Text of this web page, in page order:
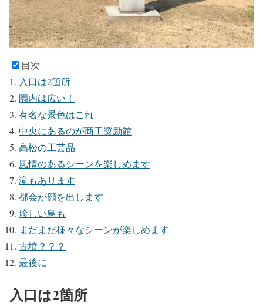
目次
入口は2箇所
園内は広い！
有名な景色はこれ
中央にあるのが商工奨励館
高松の工芸品
風情のあるシーンを楽しめます
滝もあります
都会が顔を出します
珍しい鳥も
まだまだ様々なシーンが楽しめます
古墳？？？
最後に
入口は2箇所